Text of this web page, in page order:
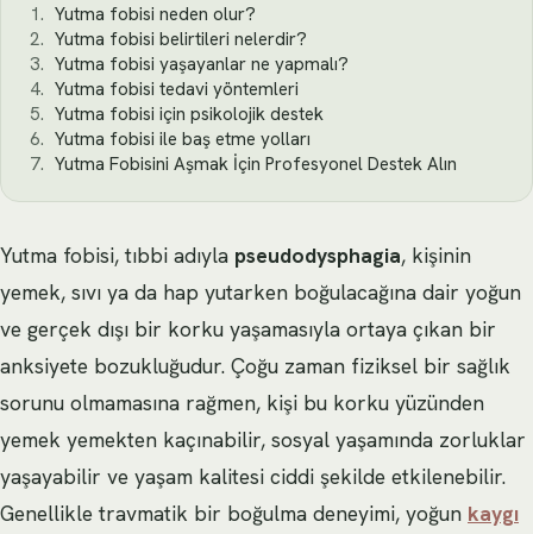
Yutma fobisi neden olur?
Yutma fobisi belirtileri nelerdir?
Yutma fobisi yaşayanlar ne yapmalı?
Yutma fobisi tedavi yöntemleri
Yutma fobisi için psikolojik destek
Yutma fobisi ile baş etme yolları
Yutma Fobisini Aşmak İçin Profesyonel Destek Alın
Yutma fobisi, tıbbi adıyla pseudodysphagia, kişinin
yemek, sıvı ya da hap yutarken boğulacağına dair yoğun
ve gerçek dışı bir korku yaşamasıyla ortaya çıkan bir
anksiyete bozukluğudur. Çoğu zaman fiziksel bir sağlık
sorunu olmamasına rağmen, kişi bu korku yüzünden
yemek yemekten kaçınabilir, sosyal yaşamında zorluklar
yaşayabilir ve yaşam kalitesi ciddi şekilde etkilenebilir.
Genellikle travmatik bir boğulma deneyimi, yoğun kaygı